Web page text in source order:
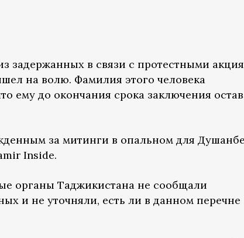
задержанных в связи с протестными
на волю. Фамилия этого человека
ему до окончания срока заключения
за митинги в опальном для Душанбе
Inside.
органы Таджикистана не сообщали
и не уточняли, есть ли в данном перечне